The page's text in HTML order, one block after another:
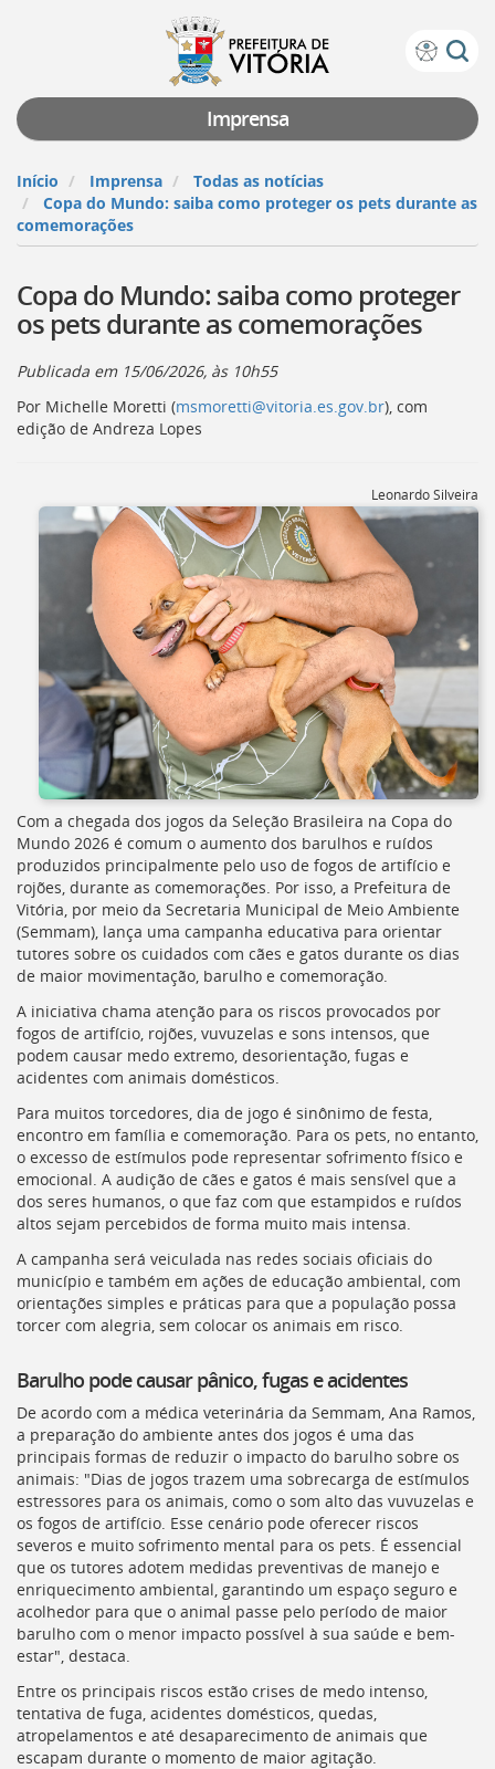
Prefeitura
Vitória
teclado:
para
a
página
de
de
acessibilidade
[]
para
a
página
inicial
[]
Ir
Serviços
Ir
para
a
lista
de
secretarias
[]
Ir
para
a
página
de
legislação
[]
para
a
listagem
de
notícias
[]
Ir
para
o
conteúdo
desta
página
[]
Ir
para
busca
[]
Voltar
para
o
início
deste
menu
[]
Imprensa
Início Imprensa
Todas as notícias
Copa do Mundo: saiba como proteger os pets durante as
comemorações
Copa do Mundo: saiba como proteger
os pets durante as comemorações
Publicada em 15/06/2026, às 10h55
Por Michelle Moretti (msmoretti@vitoria.es.gov.br), com
edição de Andreza Lopes
Leonardo Silveira
Com a chegada dos jogos da Seleção Brasileira na Copa do
Mundo 2026 é comum o aumento dos barulhos e ruídos
produzidos principalmente pelo uso de fogos de artifício e
rojões, durante as comemorações. Por isso, a Prefeitura de
Vitória, por meio da Secretaria Municipal de Meio Ambiente
(Semmam), lança uma campanha educativa para orientar
tutores sobre os cuidados com cães e gatos durante os dias
de maior movimentação, barulho e comemoração.
A iniciativa chama atenção para os riscos provocados por
fogos de artifício, rojões, vuvuzelas e sons intensos, que
podem causar medo extremo, desorientação, fugas e
acidentes com animais domésticos.
Para muitos torcedores, dia de jogo é sinônimo de festa,
encontro em família e comemoração. Para os pets, no entanto,
o excesso de estímulos pode representar sofrimento físico e
emocional. A audição de cães e gatos é mais sensível que a
dos seres humanos, o que faz com que estampidos e ruídos
altos sejam percebidos de forma muito mais intensa.
A campanha será veiculada nas redes sociais oficiais do
município e também em ações de educação ambiental, com
orientações simples e práticas para que a população possa
torcer com alegria, sem colocar os animais em risco.
Barulho pode causar pânico, fugas e acidentes
De acordo com a médica veterinária da Semmam, Ana Ramos,
a preparação do ambiente antes dos jogos é uma das
principais formas de reduzir o impacto do barulho sobre os
animais: "Dias de jogos trazem uma sobrecarga de estímulos
estressores para os animais, como o som alto das vuvuzelas e
os fogos de artifício. Esse cenário pode oferecer riscos
severos e muito sofrimento mental para os pets. É essencial
que os tutores adotem medidas preventivas de manejo e
enriquecimento ambiental, garantindo um espaço seguro e
acolhedor para que o animal passe pelo período de maior
barulho com o menor impacto possível à sua saúde e bem-
estar", destaca.
Entre os principais riscos estão crises de medo intenso,
tentativa de fuga, acidentes domésticos, quedas,
atropelamentos e até desaparecimento de animais que
escapam durante o momento de maior agitação.